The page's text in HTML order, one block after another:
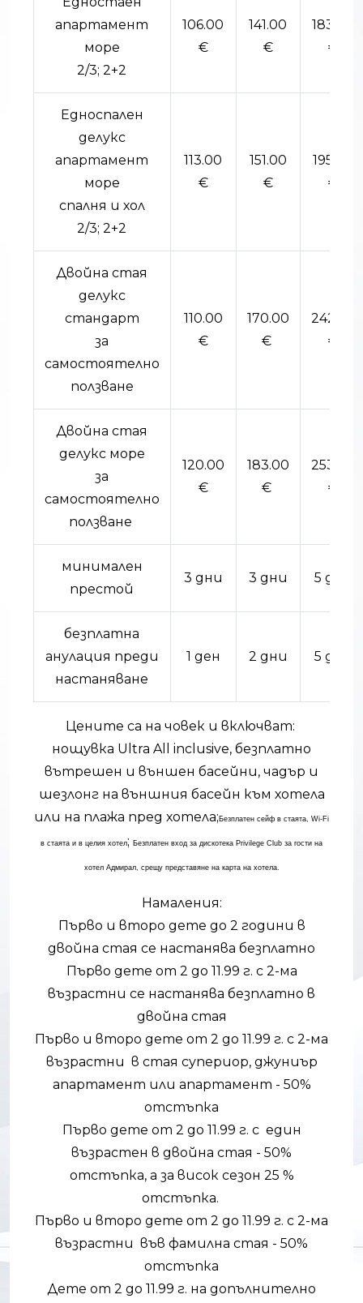
апартамент
море
2/3; 2+2
106.00
€
141.00
€
183.00
€
Едноспален
делукс
апартамент
море
спалня и хол
2/3; 2+2
113.00
€
151.00
€
195.00
€
Двойна стая
делукс
стандарт
за
самостоятелно
ползване
110.00
€
170.00
€
242.00
€
Двойна стая
делукс море
за
самостоятелно
ползване
120.00
€
183.00
€
253.00
€
минимален
престой
3 дни 3 дни 5 дни
безплатна
анулация преди
настаняване
1 ден 2 дни 5 дни
Цените са на човек и включват:
нощувка Ultra All inclusive, безплатно
вътрешен и външен басейни, чадър и
шезлонг на външния басейн към хотела
или на плажа пред хотела; Безплатен сейф в стаята, Wi-Fi
в стаята и в целия хотел; Безплатен вход за дискотека Privilege Club за гости на
хотел Адмирал, срещу представяне на карта на хотела.
Намаления:
Първо и второ дете до 2 години в
двойна стая се настанява безплатно
Първо дете от 2 до 11.99 г. с 2-ма
възрастни се настанява безплатно в
двойна стая
Първо и второ дете от 2 до 11.99 г. с 2-ма
възрастни в стая супериор, джуниър
апартамент или апартамент - 50%
отстъпка
Първо дете от 2 до 11.99 г. с един
възрастен в двойна стая - 50%
отстъпка, а за висок сезон 25 %
отстъпка.
Първо и второ дете от 2 до 11.99 г. с 2-ма
възрастни във фамилна стая - 50%
отстъпка
Дете от 2 до 11.99 г. на допълнително